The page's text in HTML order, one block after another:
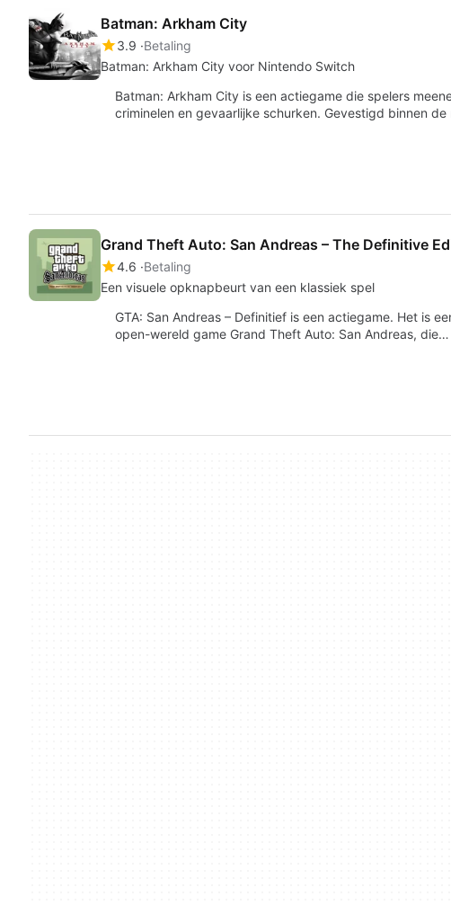
Batman: Arkham City
3.9 Betaling
Batman: Arkham City voor Nintendo Switch
Batman: Arkham City is een actiegame die spelers
criminelen en gevaarlijke schurken. Gevestigd binnen
Grand Theft Auto: San Andreas – The Definitive
4.6 Betaling
Een visuele opknapbeurt van een klassiek spel
GTA: San Andreas – Definitief is een actiegame. Het is
open-wereld game Grand Theft Auto: San Andreas, die…